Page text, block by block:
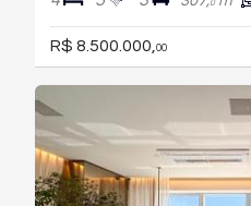
0
R$ 8.500.000,00